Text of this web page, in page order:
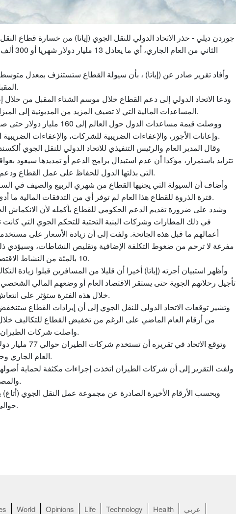
الثاني
المقبل بالرغم من التعافي البطيء في النقل الجوي.
ودعا الاتحاد الدولي إلى دعم القطاع خلال موسم الشتاء المقبل من خلال
المساعدات المالية التي لا تضيف المزيد من المديونية إلى الميزانية العمومية لشركات الطيران المثقلة بالفعل.
ووصلت قيمة مساعدات الدول
وإعانات الأجور، والإعفاءات الضريبية للشركات، والإعفاءات الضريبية الخاصة بالصناعة بما فيها الضرائب على الوقود.
وقال المدير العام والرئيس التنفيذي للاتحاد الدولي للنقل الجوي
تتزايد باستمرار، مؤكدا أن عدم استبدال برامج الدعم أو تمديدها سيعود
التي بذلتها الدول للحفاظ على عمل القطاع ودعم ملايين الوظائف في قطاعي السفر والسياحة.
وأضاف أن السيولة التي يجنيها القطاع من شهري الربيع والصيف في
فترة الذروة للقطاع هذا العام لم توفر أي من التدفقات المالية ما أدى إلى استنفاد شركات الطيران لأصولها النقدية.
وشدد على ضرورة تقديم الدعم الحكومي للقطاع بأكمله لأن الانكماش
في ذلك المطارات وشركات البنية التحتية للتحكم الجوي التي
أعمالهم ما قبل هذه الجائحة. ولفت إلى أن زيادة الأسعار على
مفرغة لا ترحم من ضغوط التكلفة الإضافية وتقليص النشاطات، وسيؤدي ذلك
10 بالمئة من النشاط الاقتصادي العالمي المرتبط بالسفر الجوي والسياحة.
وأظهر استبيان أجرته (إياتا) أخيرا أن قليلا من المسافرين قبلوا زيادة
تأجيل رحلاتهم الجوية حتى يستقر الاقتصاد العام أو وضعهم المالي
خلال هذه الفترة ستؤثر على انتعاش السفر وتعرض الكثير من الوظائف إلى خطر.
واصلت شركات الطيران من استنزاف الأصول النقدية في فترة الصيف.
وتوقع الاتحاد
العام الجاري وحوالي 60 إلى 70 مليار دولار خلال العام المقبل.
ولفت التقرير إلى أن شركات الطيران اتخذت إجراءات مكثفة لحماية
والمصاريف غير الحيوية والتخلي عن آلاف الموظفين.
وبحسب الأرقام الأخيرة الصادرة عن مجموعة عمل النقل الجوي (أتاغ)
حوالي 8ر4 مليون وظيفة في قطاع الطيران بأكمله.
World Opinions Life Technology Health عربي